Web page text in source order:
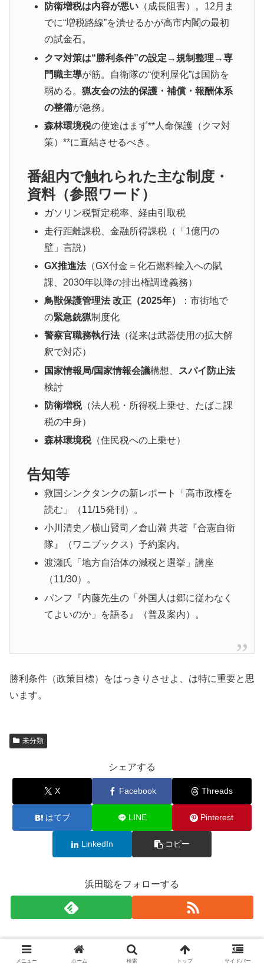
防衛増税は内容が悪い（成長阻害）。12月ま
でに“増税路線”を潰せるかが高市内閣の最初
の試金石。
クマ対策は“勝利条件”の設定→規制整理→専
門職主導が筋。自衛隊の“便利屋化”は国防を
弱める。 猟友会の法的保護・補償・報酬体系
の整備が急務。
森林環境税の使途はまず**人命保護（クマ対
策）**に直結させるべき。
番組内で触れられた主な制度・
資料（参照ワード）
ガソリン税暫定税率、経由引取税
走行距離課税、金融所得課税（「1億円の
壁」言説）
GX推進法（GX付金＝化石燃料輸入への賦
課、2030年以降の排出権調達義務）
鳥獣保護管理法 改正（2025年）
：市街地で
の緊急銃猟制度化
警察官職務執行法（従来は武器使用の拡大解
釈で対応）
国家情報局/国家情報会議構想、
スパイ防止法
検討
防衛増税（法人税・所得税上乗せ、たばこ課
税の中身）
森林環境税（住民税への上乗せ）
告知等
救国シンクタンクの新レポート「高市政権を
読む」（11/15発刊）。
小川清史／横山賢司／倉山満 共著『合憲自衛
隊』（ワニブックス）予約案内。
渡瀬氏「地方自治体の減税と選挙」講座
（11/30）。
パンフ『内藤先生の「外国人は郷に従わなく
てよいのか」を語る』（普及案内）。
勝利条件（政策目標）をはっきりさせよ、は特に重要と思
います。
未分類
シェアする
X Facebook Threads
はてブ LINE Pinterest
LinkedIn コピー
浜田聡をフォローする
浜田聡
メニュー ホーム 検索 トップ サイドバー